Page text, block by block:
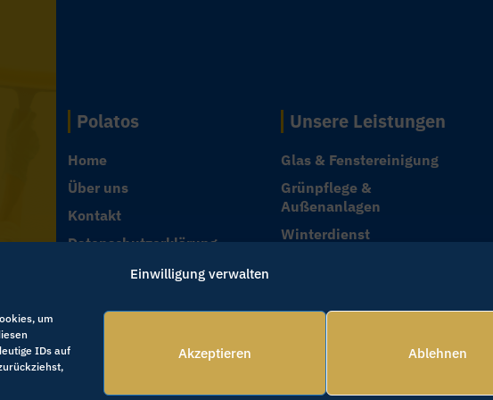
Einwilligung verwalten
um
IDs auf
Akzeptieren Ablehnen
Polatos
Home
Über uns
Kontakt
Datenschutzerklärung
Cookies & Einwilligung
Unsere Leistungen
Glas & Fenstereinigung
Grünpflege &
Außenanlagen
Winterdienst
Sonderreinigung &